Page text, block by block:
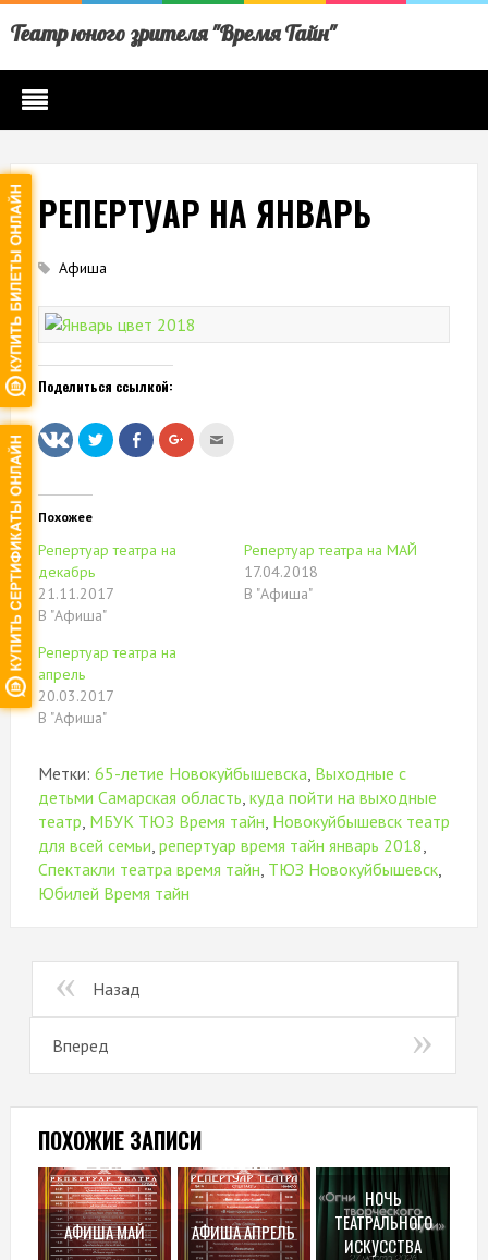
Театр юного зрителя "Время Тайн"
РЕПЕРТУАР НА ЯНВАРЬ
Афиша
Поделиться ссылкой:
Нажмите,
чтобы
поделиться
Нажмите
здесь,
чтобы
новом
Нажмите,
чтобы
Похожее
Репертуар театра на
декабрь
21.11.2017
В "Афиша"
Репертуар театра на МАЙ
17.04.2018
В "Афиша"
Репертуар театра на
апрель
20.03.2017
В "Афиша"
Метки: 65-летие Новокуйбышевска, Выходные с
детьми Самарская область, куда пойти на выходные
театр, МБУК ТЮЗ Время тайн, Новокуйбышевск театр
для всей семьи, репертуар время тайн январь 2018,
Спектакли театра время тайн, ТЮЗ Новокуйбышевск,
Юбилей Время тайн
Назад
Вперед
ПОХОЖИЕ ЗАПИСИ
АФИША МАЙ АФИША АПРЕЛЬ
НОЧЬ
ТЕАТРАЛЬНОГО
ИСКУССТВА